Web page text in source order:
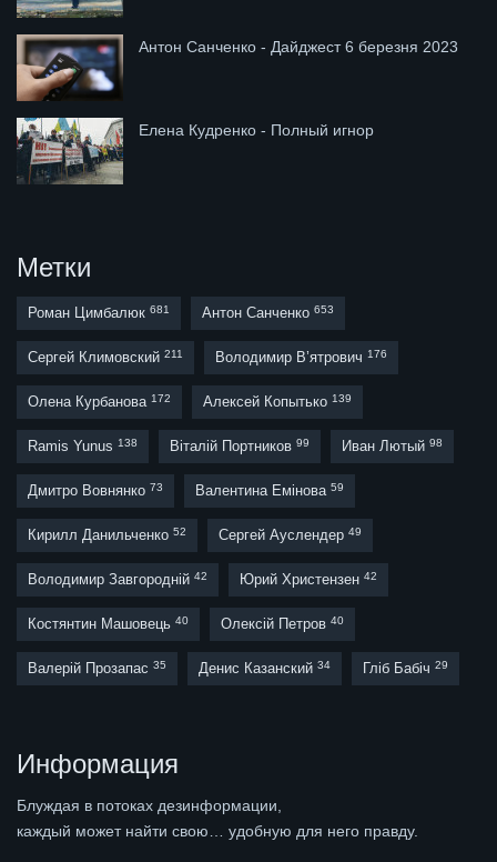
Антон Санченко - Дайджест 6 березня 2023
Елена Кудренко - Полный игнор
Метки
Роман Цимбалюк 681 Антон Санченко 653
Сергей Климовский 211 Володимир В’ятрович 176
Олена Курбанова 172 Алексей Копытько 139
Ramis Yunus 138 Віталій Портников 99 Иван Лютый 98
Дмитро Вовнянко 73 Валентина Емінова 59
Кирилл Данильченко 52 Сергей Ауслендер 49
Володимир Завгородній 42 Юрий Христензен 42
Костянтин Машовець 40 Олексій Петров 40
Валерій Прозапас 35 Денис Казанский 34 Гліб Бабіч 29
Информация
Блуждая в потоках дезинформации,
каждый может найти свою… удобную для него правду.